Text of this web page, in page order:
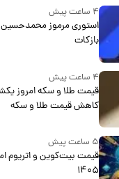
۴ ساعت پیش
استوری مرموز محمدحسین
بازکات
کاهش قیمت طلا و سکه
۵ ساعت پیش
۱۴۰۵